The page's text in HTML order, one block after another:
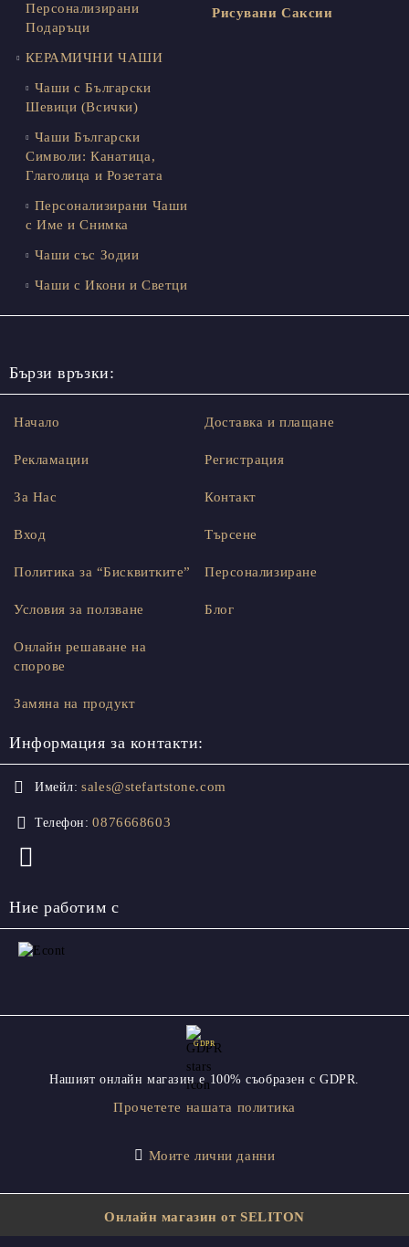
Персонализирани
Подаръци
КЕРАМИЧНИ ЧАШИ
Чаши с Български
Шевици (Всички)
Чаши Български
Символи: Канатица,
Глаголица и Розетата
Персонализирани Чаши
с Име и Снимка
Чаши със Зодии
Чаши с Икони и Светци
Рисувани Саксии
Бързи връзки:
Начало
Рекламации
За Нас
Вход
Доставка и плащане
Регистрация
Контакт
Търсене
Политика за “Бисквитките”
Условия за ползване
Онлайн решаване на
спорове
Замяна на продукт
Персонализиране
Блог
Информация за контакти:
Имейл: sales@stefartstone.com
Телефон: 0876668603
Ние работим с
GDPR
Нашият онлайн магазин е 100% съобразен с GDPR.
Прочетете нашата политика
Моите лични данни
Онлайн магазин от SELITON